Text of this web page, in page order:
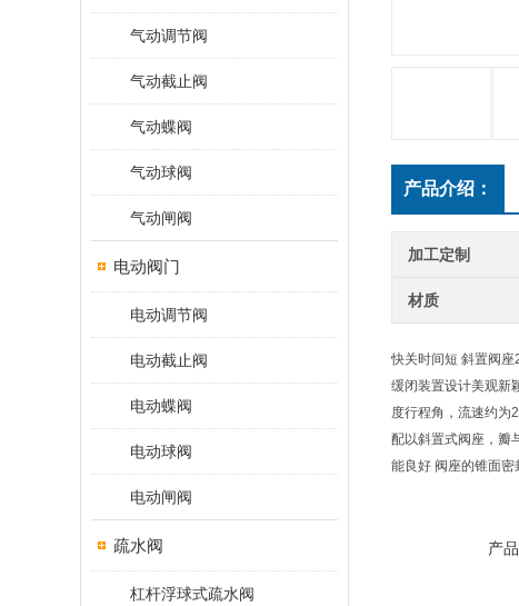
气动调节阀
气动截止阀
气动蝶阀
气动球阀
气动闸阀
电动阀门
电动调节阀
电动截止阀
电动蝶阀
电动球阀
电动闸阀
疏水阀
杠杆浮球式疏水阀
产品介绍：
加工定制
材质
快关时间短 斜置阀
缓闭装置设计美观新
度行程角，流速约为
配以斜置式阀座，瓣
能良好 阀座的锥面密
产品